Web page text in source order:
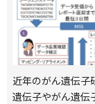
近年のがん遺伝子
遺伝子やがん遺伝